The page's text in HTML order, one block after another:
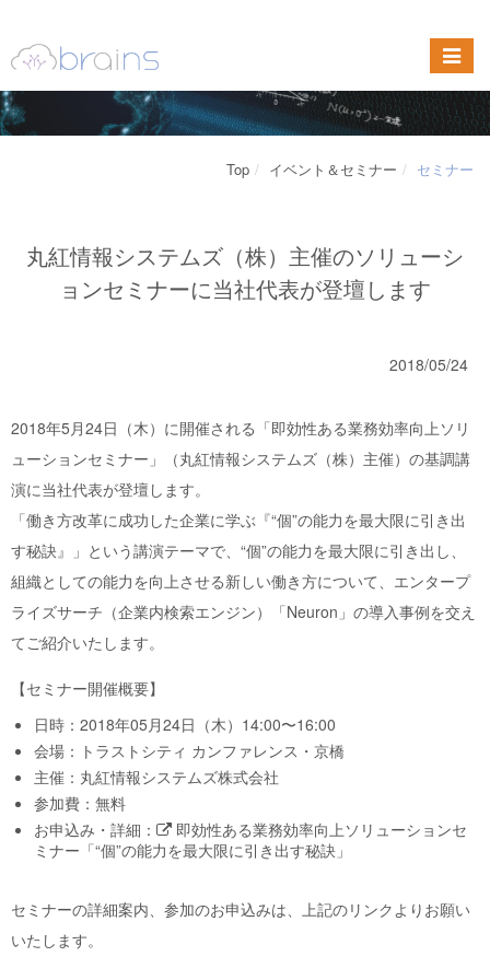
Top イベント＆セミナー セミナー
丸紅情報システムズ（株）主催のソリューシ
ョンセミナーに当社代表が登壇します
2018/05/24
2018年5月24日（木）に開催される「即効性ある業務効率向上ソリ
ューションセミナー」（丸紅情報システムズ（株）主催）の基調講
演に当社代表が登壇します。
「働き方改革に成功した企業に学ぶ『“個”の能力を最大限に引き出
す秘訣』」という講演テーマで、“個”の能力を最大限に引き出し、
組織としての能力を向上させる新しい働き方について、エンタープ
ライズサーチ（企業内検索エンジン）「Neuron」の導入事例を交え
てご紹介いたします。
【セミナー開催概要】
日時：2018年05月24日（木）14:00〜16:00
会場：トラストシティ カンファレンス・京橋
主催：丸紅情報システムズ株式会社
参加費：無料
お申込み・詳細：
即効性ある業務効率向上ソリューションセ
ミナー「“個”の能力を最大限に引き出す秘訣」
セミナーの詳細案内、参加のお申込みは、上記のリンクよりお願い
いたします。